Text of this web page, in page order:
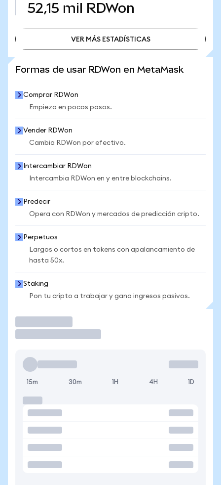
52,15 mil RDWon
VER MÁS ESTADÍSTICAS
Formas de usar RDWon en MetaMask
Comprar RDWon
Empieza en pocos pasos.
Vender RDWon
Cambia RDWon por efectivo.
Intercambiar RDWon
Intercambia RDWon en y entre blockchains.
Predecir
Opera con RDWon y mercados de predicción cripto.
Perpetuos
Largos o cortos en tokens con apalancamiento de
hasta 50x.
Staking
Pon tu cripto a trabajar y gana ingresos pasivos.
15m 30m 1H 4H 1D